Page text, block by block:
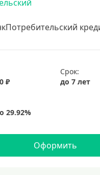
₽
Срок:
до 7 лет
Оформить